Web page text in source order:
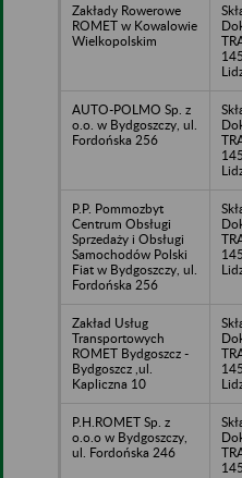
Zakłady Rowerowe
ROMET w Kowalowie
Wielkopolskim
AUTO-POLMO Sp. z
o.o. w Bydgoszczy, ul.
Fordońska 256
P.P. Pommozbyt
Centrum Obsługi
Sprzedaży i Obsługi
Samochodów Polski
Fiat w Bydgoszczy, ul.
Fordońska 256
Zakład Usług
Transportowych
ROMET Bydgoszcz -
Bydgoszcz ,ul.
Kapliczna 10
P.H.ROMET Sp. z
o.o.o w Bydgoszczy,
ul. Fordońska 246